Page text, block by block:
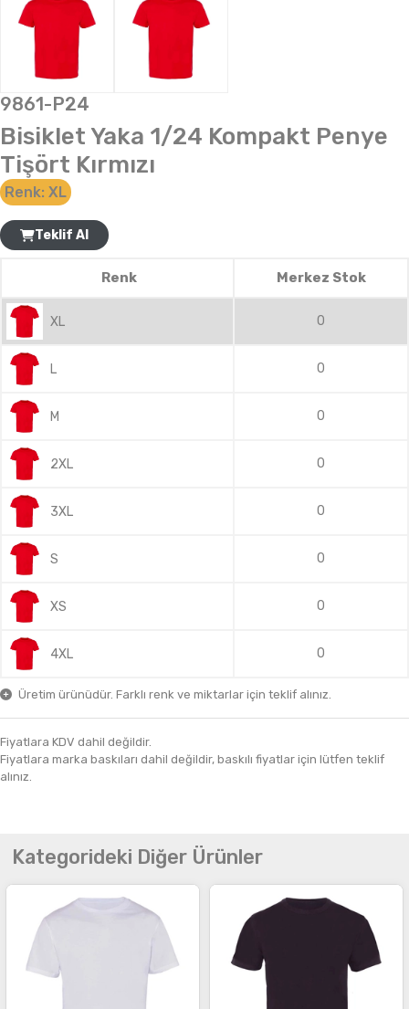
9861-P24
Bisiklet Yaka 1/24 Kompakt Penye
Tişört Kırmızı
Renk: XL
Teklif Al
Renk Merkez Stok
XL 0
L 0
M 0
2XL 0
3XL 0
S 0
XS 0
4XL 0
Üretim ürünüdür. Farklı renk ve miktarlar için teklif alınız.
Fiyatlara KDV dahil değildir.
Fiyatlara marka baskıları dahil değildir, baskılı fiyatlar için lütfen teklif
alınız.
Kategorideki Diğer Ürünler